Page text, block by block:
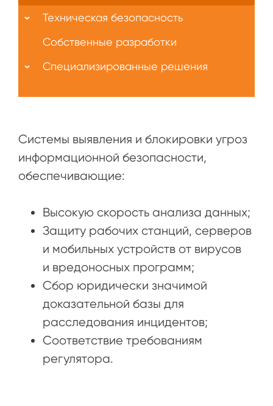
Системы выявления и блокировки угроз
информационной безопасности,
обеспечивающие:
Высокую скорость анализа данных;
Защиту рабочих станций, серверов
и мобильных устройств от вирусов
и вредоносных программ;
Сбор юридически значимой
доказательной базы для
расследования инцидентов;
Соответствие требованиям
регулятора.
Техническая безопасность
Собственные разработки
Специализированные решения